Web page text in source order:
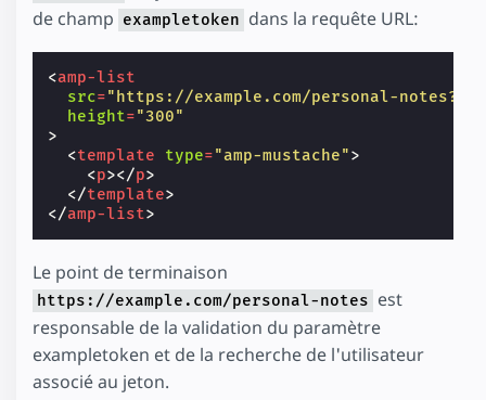
de champ exampletoken dans la requête URL:
<amp-list
src="https://example.com/personal-
height="300"
>
<template type="amp-mustache">
<p></p>
</template>
</amp-list>
Le point de terminaison
https://example.com/personal-notes est
responsable de la validation du paramètre
exampletoken et de la recherche de l'utilisateur
associé au jeton.